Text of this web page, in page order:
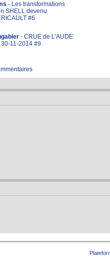
- Les transformations
SHELL devenu
#6
- CRUE de L'AUDE
11-2014 #9